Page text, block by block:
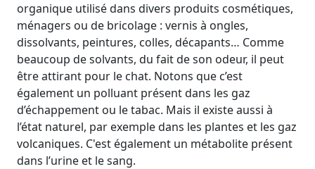
organique utilisé dans divers produits cosmétiques,
ménagers ou de bricolage : vernis à ongles,
dissolvants, peintures, colles, décapants… Comme
beaucoup de solvants, du fait de son odeur, il peut
être attirant pour le chat. Notons que c’est
également un polluant présent dans les gaz
d’échappement ou le tabac. Mais il existe aussi à
l’état naturel, par exemple dans les plantes et les gaz
volcaniques. C'est également un métabolite présent
dans l’urine et le sang.